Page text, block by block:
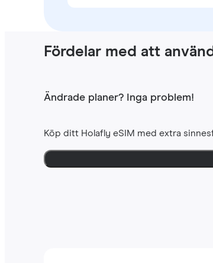
Fördelar med att
Ändrade planer? Inga problem!
Köp ditt Holafly eSIM med extra